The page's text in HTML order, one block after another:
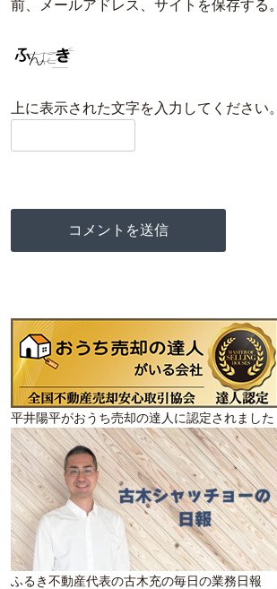
前、メールアドレス、サイトを保存する。
上に表示された文字を入力してください。
平井陽平がおうち売却の達人に認定されました
ふるき不動産代表の古木充の毎日の業務日報